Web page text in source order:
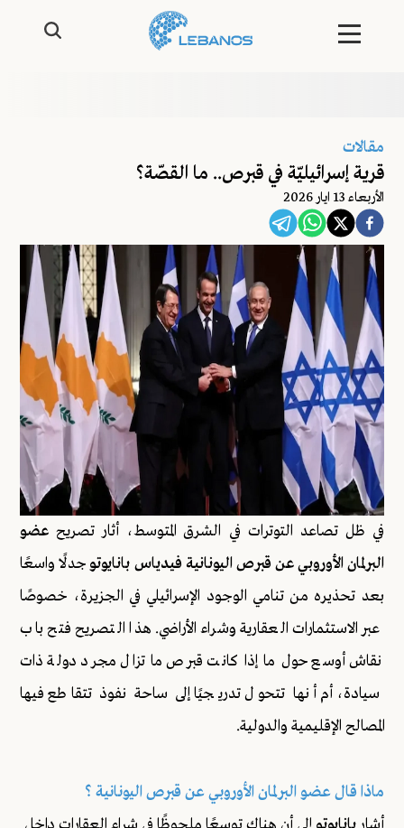
مقالات
قرية إسرائيليّة في قبرص.. ما القصّة؟
اﻷربعاء 13 ايار 2026
في ظل تصاعد التوترات في الشرق المتوسط، أثار تصريح عضو
البرلمان الأوروبي عن قبرص اليونانية فيدياس بانايوتو جدلًا واسعًا
بعد تحذيره من تنامي الوجود الإسرائيلي في الجزيرة، خصوصًا
عبر الاستثمارات العقارية وشراء الأراضي. هذا التصريح فتح باب
نقاش أوسع حول ما إذا كانت قبرص ما تزال مجرد دولة ذات
سيادة، أم أنها تتحول تدريجيًا إلى ساحة نفوذ تتقاطع فيها
المصالح الإقليمية والدولية.
ماذا قال عضو البرلمان الأوروبي عن قبرص اليونانية ؟